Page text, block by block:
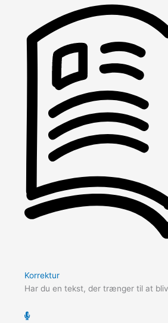
Korrektur
Har du en tekst, der trænger til at